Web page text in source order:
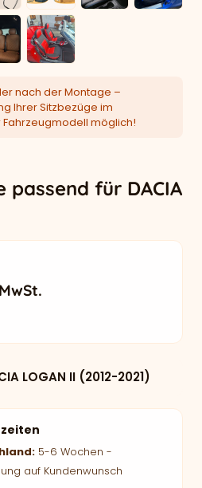
nach der Montage –
Ihrer Sitzbezüge im
Fahrzeugmodell möglich!
passend für DACIA
LOGAN II (2012-2021)
5-6 Wochen -
auf Kundenwunsch